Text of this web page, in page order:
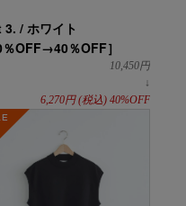
/ ホワイト
％OFF→40％OFF］
10,450円
↓
6,270円(税込) 40%OFF